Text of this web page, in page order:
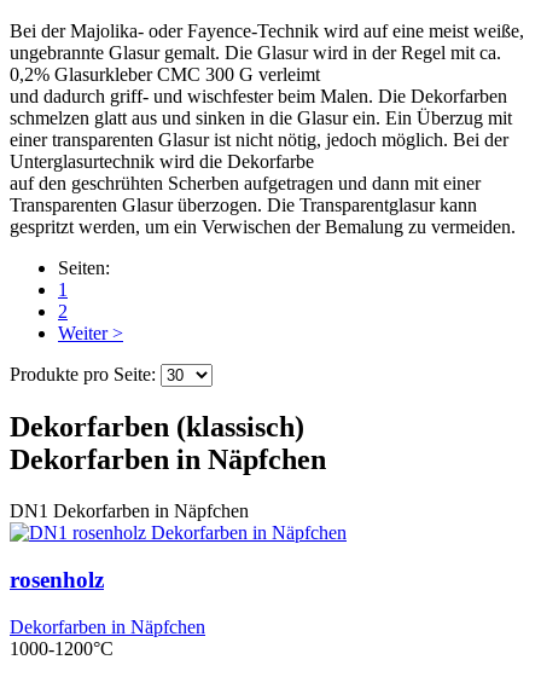
Bei der Majolika- oder Fayence-Technik wird auf eine meist weiße,
ungebrannte Glasur gemalt. Die Glasur wird in der Regel mit ca.
0,2% Glasurkleber CMC 300 G verleimt
und dadurch griff- und wischfester beim Malen. Die Dekorfarben
schmelzen glatt aus und sinken in die Glasur ein. Ein Überzug mit
einer transparenten Glasur ist nicht nötig, jedoch möglich. Bei der
Unterglasurtechnik wird die Dekorfarbe
auf den geschrühten Scherben aufgetragen und dann mit einer
Transparenten Glasur überzogen. Die Transparentglasur kann
gespritzt werden, um ein Verwischen der Bemalung zu vermeiden.
Seiten:
1
2
Weiter >
Produkte pro Seite:
Dekorfarben (klassisch)
Dekorfarben in Näpfchen
DN1 Dekorfarben in Näpfchen
rosenholz
Dekorfarben in Näpfchen
1000-1200°C